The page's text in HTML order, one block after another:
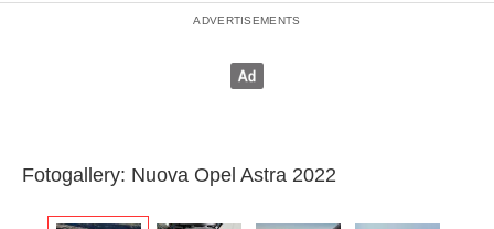
Fotogallery: Nuova Opel Astra 2022